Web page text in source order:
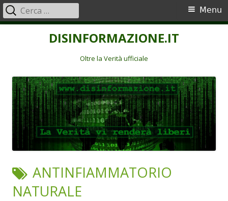
DISINFORMAZIONE.IT
Oltre la Verità ufficiale
Menu
principale
Menu
Ricerca
per:
TAG:
ANTINFIAMMATORIO
NATURALE